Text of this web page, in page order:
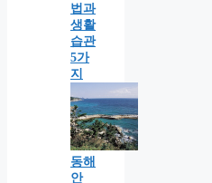
법과
생활
습관
5가
지
동해
안